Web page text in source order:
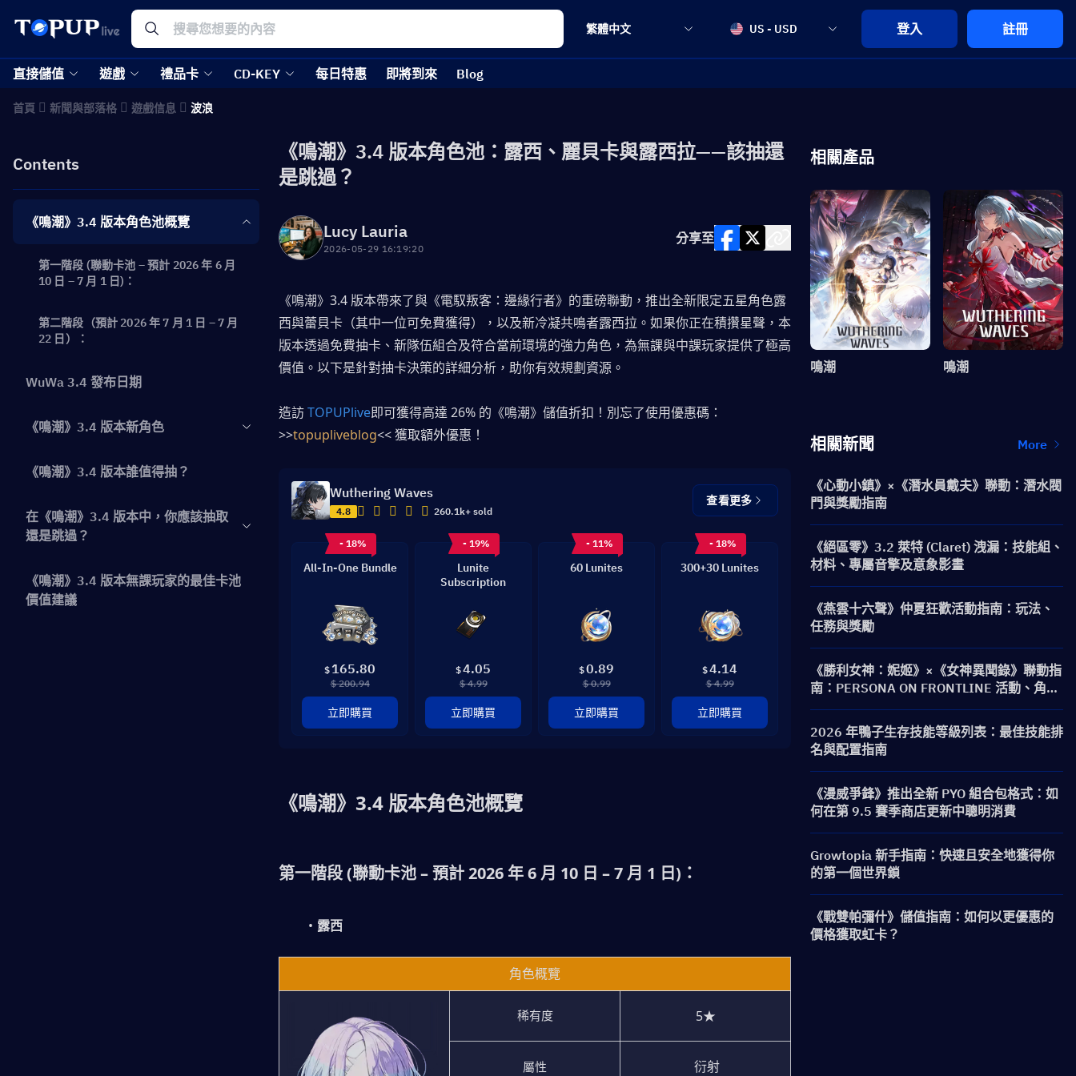
繁體中文 US - USD 登入 註冊
直接儲值 遊戲 禮品卡 CD-KEY 每日特惠 即將到來 Blog
首頁 新聞與部落格 遊戲信息 波浪
Contents
《鳴潮》3.4 版本角色池概覽
第一階段 (聯動卡池 – 預計 2026 年 6 月
10 日 – 7 月 1 日)：
第二階段（預計 2026 年 7 月 1 日 – 7 月
22 日）：
WuWa 3.4 發布日期
《鳴潮》3.4 版本新角色
《鳴潮》3.4 版本誰值得抽？
在《鳴潮》3.4 版本中，你應該抽取
還是跳過？
《鳴潮》3.4 版本無課玩家的最佳卡池
價值建議
《鳴潮》3.4 版本角色池：露西、麗貝卡與露西拉——該抽還
是跳過？
Lucy Lauria
2026-05-29 16:19:20
分享至
《鳴潮》3.4 版本帶來了與《電馭叛客：邊緣行者》的重磅聯動，推出全新限定五星角色露
西與蕾貝卡（其中一位可免費獲得），以及新冷凝共鳴者露西拉。如果你正在積攢星聲，本
版本透過免費抽卡、新隊伍組合及符合當前環境的強力角色，為無課與中課玩家提供了極高
價值。以下是針對抽卡決策的詳細分析，助你有效規劃資源。
造訪 TOPUPlive即可獲得高達 26% 的《鳴潮》儲值折扣！別忘了使用優惠碼：
>>topupliveblog<< 獲取額外優惠！
Wuthering Waves
4.8 260.1k+ sold
查看更多
- 18%
All-In-One Bundle
$ 165.80
$ 200.94
立即購買
- 19%
Lunite
Subscription
$4.05
$ 4.99
立即購買
- 11%
60 Lunites
$0.89
$ 0.99
立即購買
- 18%
300+30 Lunites
$4.14
$ 4.99
立即購買
《鳴潮》3.4 版本角色池概覽
第一階段 (聯動卡池 – 預計 2026 年 6 月 10 日 – 7 月 1 日)：
露西
角色概覽
稀有度 5★
屬性 衍射
相關產品
鳴潮 鳴潮
相關新聞 More
《心動小鎮》×《潛水員戴夫》聯動：潛水閥
門與獎勵指南
《絕區零》3.2 萊特 (Claret) 洩漏：技能組、
材料、專屬音擎及意象影畫
《燕雲十六聲》仲夏狂歡活動指南：玩法、
任務與獎勵
《勝利女神：妮姬》×《女神異聞錄》聯動指
南：PERSONA ON FRONTLINE 活動、角
色、卡池與獎勵
2026 年鴨子生存技能等級列表：最佳技能排
名與配置指南
《漫威爭鋒》推出全新 PYO 組合包格式：如
何在第 9.5 賽季商店更新中聰明消費
Growtopia 新手指南：快速且安全地獲得你
的第一個世界鎖
《戰雙帕彌什》儲值指南：如何以更優惠的
價格獲取虹卡？